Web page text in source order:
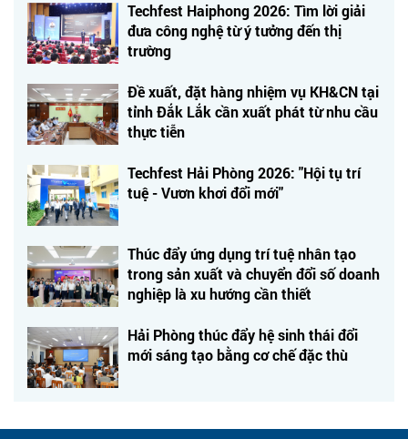
Techfest Haiphong 2026: Tìm lời giải
đưa công nghệ từ ý tưởng đến thị
trường
Đề xuất, đặt hàng nhiệm vụ KH&CN tại
tỉnh Đắk Lắk cần xuất phát từ nhu cầu
thực tiễn
Techfest Hải Phòng 2026: "Hội tụ trí
tuệ - Vươn khơi đổi mới"
Thúc đẩy ứng dụng trí tuệ nhân tạo
trong sản xuất và chuyển đổi số doanh
nghiệp là xu hướng cần thiết
Hải Phòng thúc đẩy hệ sinh thái đổi
mới sáng tạo bằng cơ chế đặc thù